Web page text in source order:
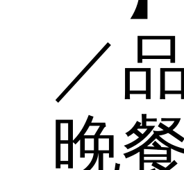
／
晚